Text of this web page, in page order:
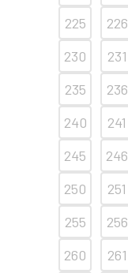
225
226
230
231
235
236
240
241
245
246
250
251
255
256
260
261